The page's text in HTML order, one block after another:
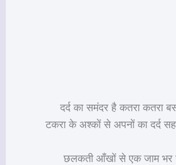
दर्द का समंदर है कतरा कतरा
टकरा के अश्कों से अपनों का दर्द
छलकती आँखों से एक जाम भर